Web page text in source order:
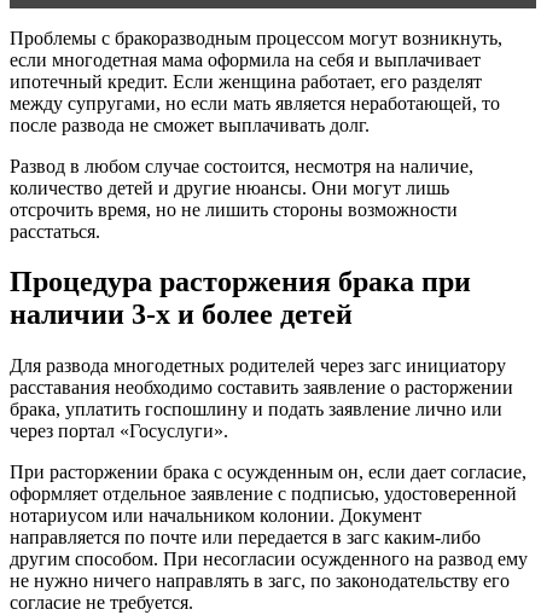
Проблемы с бракоразводным процессом могут возникнуть,
если многодетная мама оформила на себя и выплачивает
ипотечный кредит. Если женщина работает, его разделят
между супругами, но если мать является неработающей, то
после развода не сможет выплачивать долг.
Развод в любом случае состоится, несмотря на наличие,
количество детей и другие нюансы. Они могут лишь
отсрочить время, но не лишить стороны возможности
расстаться.
Процедура расторжения брака при
наличии 3-х и более детей
Для развода многодетных родителей через загс инициатору
расставания необходимо составить заявление о расторжении
брака, уплатить госпошлину и подать заявление лично или
через портал «Госуслуги».
При расторжении брака с осужденным он, если дает согласие,
оформляет отдельное заявление с подписью, удостоверенной
нотариусом или начальником колонии. Документ
направляется по почте или передается в загс каким-либо
другим способом. При несогласии осужденного на развод ему
не нужно ничего направлять в загс, по законодательству его
согласие не требуется.